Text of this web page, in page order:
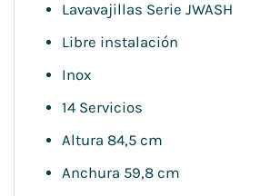
Lavavajillas Serie JWASH
Libre instalación
Inox
14 Servicios
Altura 84,5 cm
Anchura 59,8 cm